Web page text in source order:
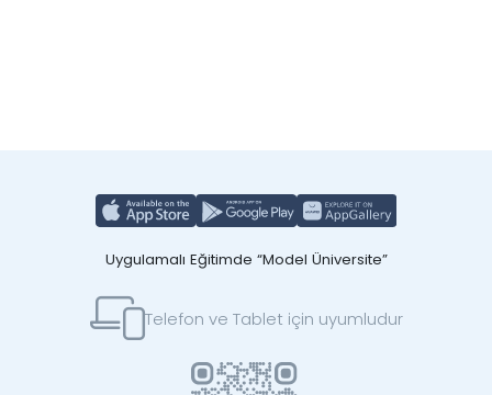
Uygulamalı Eğitimde “Model Üniversite”
Telefon ve Tablet için uyumludur